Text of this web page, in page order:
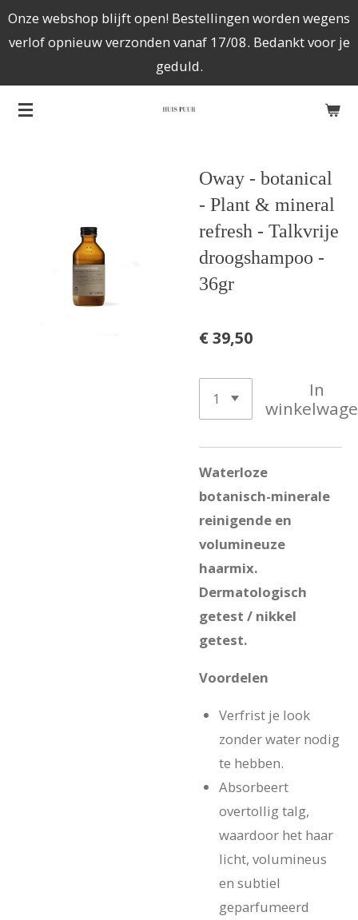
Ga
direct
de
hoofdinhoud
Onze webshop blijft open! Bestellingen worden wegens
verlof opnieuw verzonden vanaf 17/08. Bedankt voor je
geduld.
Oway - botanical
- Plant & mineral
refresh - Talkvrije
droogshampoo -
36gr
€ 39,50
In
Waterloze
botanisch-minerale
reinigende en
volumineuze
haarmix.
Dermatologisch
getest / nikkel
getest.
Voordelen
Verfrist je look
zonder water nodig
te hebben.
Absorbeert
overtollig talg,
waardoor het haar
licht, volumineus
en subtiel
geparfumeerd